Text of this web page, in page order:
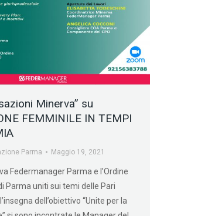
Minerva” su
FEMMINILE IN TEMPI
Parma Maggio 19, 2021
Federmanager Parma e l’Ordine
Parma uniti sui temi delle Pari
dell’obiettivo “Unite per la